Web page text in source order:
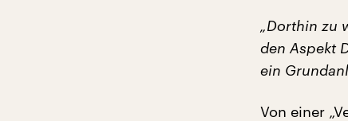
„Dorthin zu
den Aspekt
ein
Von einer